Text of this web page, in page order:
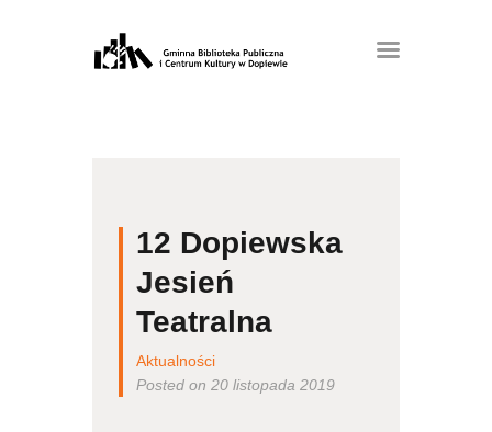
12 Dopiewska
Jesień
Teatralna
Aktualności
Posted on 20 listopada 2019